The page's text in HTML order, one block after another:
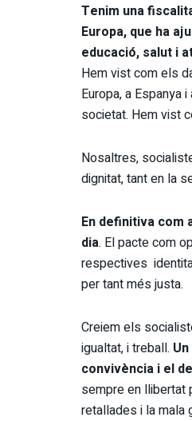
Tenim una
Europa, que ha
educació, salut i
Hem vist com els
Europa, a Espanya
societat. Hem vist
Nosaltres,
dignitat, tant en la
En definitiva com
dia. El pacte com
respectives
per tant més justa.
Creiem els
igualtat, i treball.
convivència i el
sempre en llibertat
retallades i la